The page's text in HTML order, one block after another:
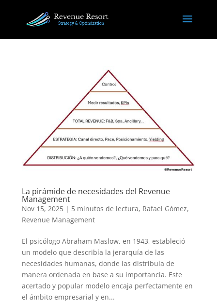
La pirámide de necesidades del Revenue
Management
Nov 15, 2025| 5 minutos de lectura, Rafael Gómez,
Revenue Management
El psicólogo Abraham Maslow, en 1943, estableció
un modelo que describía la jerarquía de las
necesidades humanas, donde las distribuía de
manera ordenada en base a su importancia. Este
acertado y popular modelo encaja perfectamente en
el ámbito empresarial y en...